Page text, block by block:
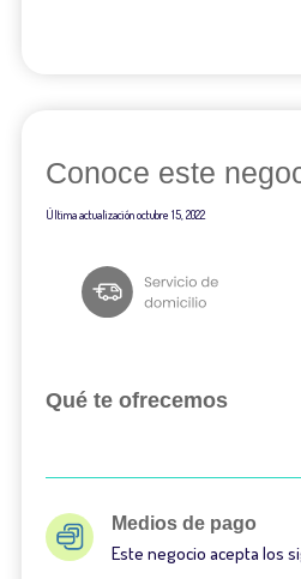
Conoce este
Última actualizaciónoctubre 15, 2022
Qué te ofrecemos
Medios de pago
Este negocio acepta los